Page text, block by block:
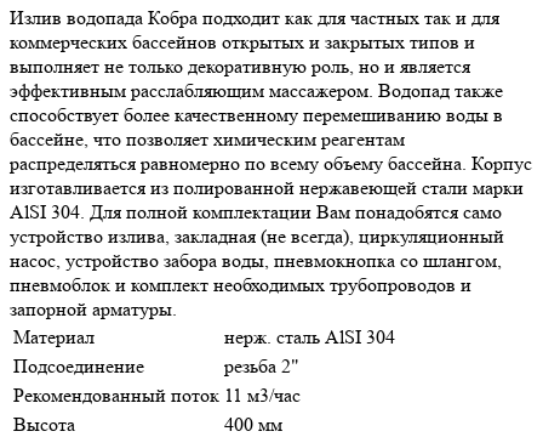
Излив водопада Кобра подходит как для частных так и для
коммерческих бассейнов открытых и закрытых типов и
выполняет не только декоративную роль, но и является
эффективным расслабляющим массажером. Водопад также
способствует более качественному перемешиванию воды в
бассейне, что позволяет химическим реагентам
распределяться равномерно по всему объему бассейна. Корпус
изготавливается из полированной нержавеющей стали марки
AlSI 304. Для полной комплектации Вам понадобятся само
устройство излива, закладная (не всегда), циркуляционный
насос, устройство забора воды, пневмокнопка со шлангом,
пневмоблок и комплект необходимых трубопроводов и
запорной арматуры.
Материал
нерж. cталь AlSI 304
Подсоединение
резьба 2"
Рекомендованный поток 11 м3/час
Высота
400 мм